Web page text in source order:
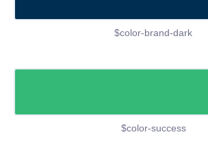
$color-brand-dark
$color-success